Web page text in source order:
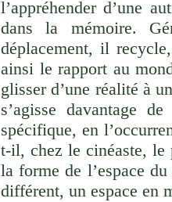
l’appréhender d’une
dans la mémoire.
déplacement, il
ainsi le rapport au
glisser d’une réalité à
s’agisse davantage
spécifique, en
t-il, chez le cinéaste, le
la forme de l’espace
différent, un espace en